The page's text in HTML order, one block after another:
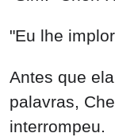
"Eu lhe
Antes que
palavras,
interrompeu.